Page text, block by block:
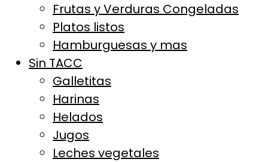
Frutas y Verduras Congeladas
Platos listos
Hamburguesas y mas
Sin TACC
Galletitas
Harinas
Helados
Jugos
Leches vegetales